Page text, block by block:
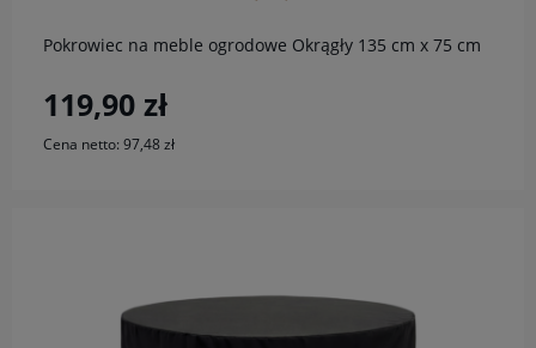
Pokrowiec na meble ogrodowe Okrągły 135 cm x 75 cm
119,90 zł
Cena netto: 97,48 zł